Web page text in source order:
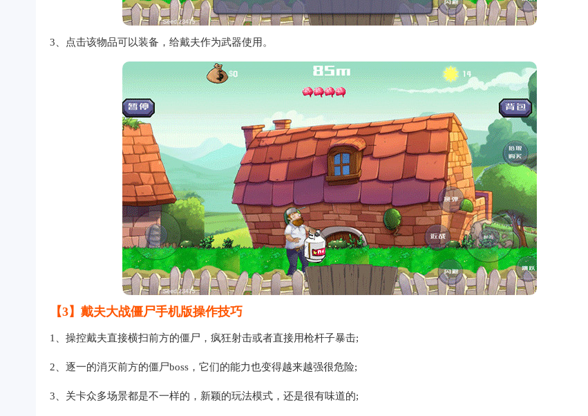
3、点击该物品可以装备，给戴夫作为武器使用。
【3】戴夫大战僵尸手机版操作技巧
1、操控戴夫直接横扫前方的僵尸，疯狂射击或者直接用枪杆子暴击;
2、逐一的消灭前方的僵尸boss，它们的能力也变得越来越强很危险;
3、关卡众多场景都是不一样的，新颖的玩法模式，还是很有味道的;